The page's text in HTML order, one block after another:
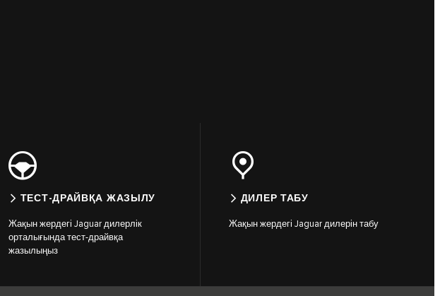
ТЕСТ-ДРАЙВҚА ЖАЗЫЛУ
Жақын жердегі Jaguar дилерлік
орталығында тест-драйвқа
жазылыңыз
ДИЛЕР ТАБУ
Жақын жердегі Jaguar дилерін табу